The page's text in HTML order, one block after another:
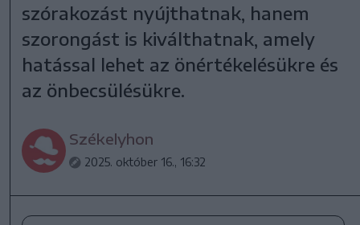
szórakozást nyújthatnak, hanem
szorongást is kiválthatnak, amely
hatással lehet az önértékelésükre és
az önbecsülésükre.
Székelyhon
2025. október 16., 16:32